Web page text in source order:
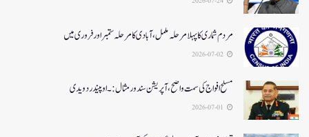
مردم شماری کا پہلا مرحلہ مکمل،آبادی کا مرحلہ ستمبر اور فروری میں
مسلح افواج کی سمت واضح، آپریشن سندورمثال:۔ اوپیندر دویدی